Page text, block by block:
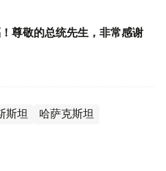
尊敬的总统先生，非常感谢
斯坦 哈萨克斯坦